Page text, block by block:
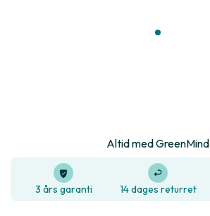
Altid med GreenMind
3 års garanti 14 dages returret